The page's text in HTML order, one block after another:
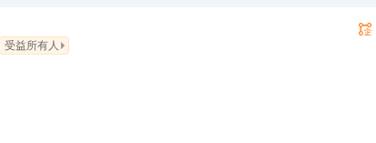
受益所有人